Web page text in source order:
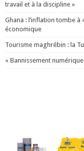
travail et à la discipline »
Ghana : l’inflation tombe
économique
Tourisme maghrébin : la
« Bannissement